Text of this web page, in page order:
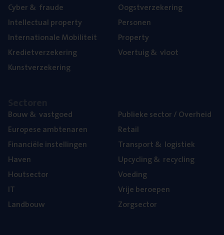
Cyber& fraude
Intel­lec­tu­al property
Inter­na­ti­o­na­le Mobiliteit
Kre­diet­ver­ze­ke­ring
Kunst­ver­ze­ke­ring
Oogst­ver­ze­ke­ring
Per­so­nen
Pro­per­ty
Voer­tuig& vloot
Bouw& vastgoed
Euro­pe­se ambtenaren
Finan­ci­ë­le instellingen
Haven
Hout­sec­tor
IT
Land­bouw
Publie­ke sec­tor / Overheid
Retail
Trans­port& logistiek
Upcy­cling& recycling
Voe­ding
Vrije beroe­pen
Zorg­sec­tor